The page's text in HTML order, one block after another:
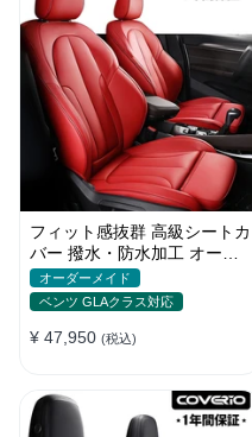
フィット感抜群 高級シートカ
バー 撥水・防水加工 オーダ
ーメイド 6色レザー 全席セッ
ト
オーダーメイド
ベンツ GLAクラス対応
¥ 47,950 (税込)